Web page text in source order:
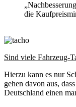
die
Sind viele Fahrzeug-
Hierzu kann es nur
gehen davon aus,
Deutschland einen